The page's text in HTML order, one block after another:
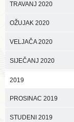
TRAVANJ 2020
OŽUJAK 2020
VELJAČA 2020
SIJEČANJ 2020
2019
PROSINAC 2019
STUDENI 2019